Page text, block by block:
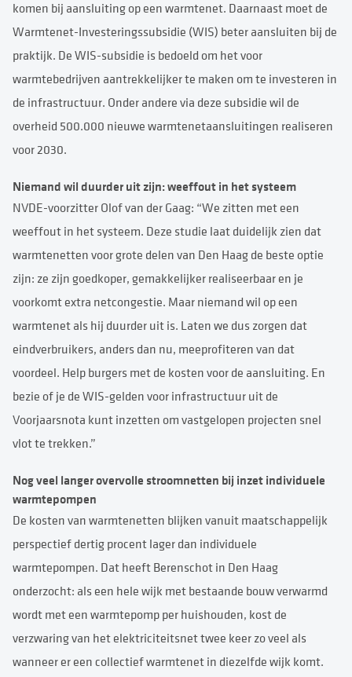
komen bij aansluiting op een warmtenet. Daarnaast moet de
Warmtenet-Investeringssubsidie (WIS) beter aansluiten bij de
praktijk. De WIS-subsidie is bedoeld om het voor
warmtebedrijven aantrekkelijker te maken om te investeren in
de infrastructuur. Onder andere via deze subsidie wil de
overheid 500.000 nieuwe warmtenetaansluitingen realiseren
voor 2030.
Niemand wil duurder uit zijn: weeffout in het systeem
NVDE-voorzitter Olof van der Gaag: “We zitten met een
weeffout in het systeem. Deze studie laat duidelijk zien dat
warmtenetten voor grote delen van Den Haag de beste optie
zijn: ze zijn goedkoper, gemakkelijker realiseerbaar en je
voorkomt extra netcongestie. Maar niemand wil op een
warmtenet als hij duurder uit is. Laten we dus zorgen dat
eindverbruikers, anders dan nu, meeprofiteren van dat
voordeel. Help burgers met de kosten voor de aansluiting. En
bezie of je de WIS-gelden voor infrastructuur uit de
Voorjaarsnota kunt inzetten om vastgelopen projecten snel
vlot te trekken.”
Nog veel langer overvolle stroomnetten bij inzet individuele
warmtepompen
De kosten van warmtenetten blijken vanuit maatschappelijk
perspectief dertig procent lager dan individuele
warmtepompen. Dat heeft Berenschot in Den Haag
onderzocht: als een hele wijk met bestaande bouw verwarmd
wordt met een warmtepomp per huishouden, kost de
verzwaring van het elektriciteitsnet twee keer zo veel als
wanneer er een collectief warmtenet in diezelfde wijk komt.